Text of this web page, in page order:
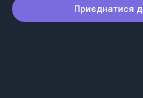
Приєднатися